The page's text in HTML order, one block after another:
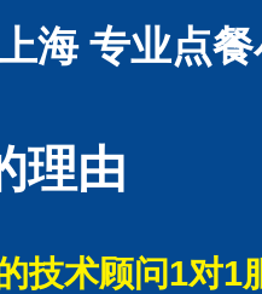
海 专业点
理由
技术顾问1对1